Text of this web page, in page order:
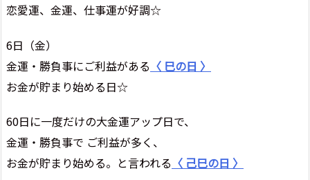
恋愛運、金運、仕事運が好調☆
6日（金）
金運・勝負事にご利益がある 〈 巳の日 〉
お金が貯まり始める日☆
60日に一度だけの大金運アップ日で、
金運・勝負事で ご利益が多く、
お金が貯まり始める。と言われる 〈 己巳の日 〉